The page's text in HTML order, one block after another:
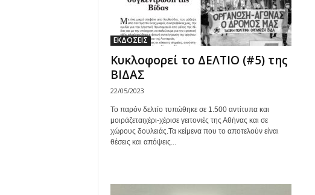
ΕΚΔΟΣΕΙΣ
Κυκλοφορεί το ΔΕΛΤΙΟ (#5) της
ΒΙΔΑΣ
22/05/2023
Το παρόν δελτίο τυπώθηκε σε 1.500 αντίτυπα και
μοιράζεταιχέρι-χέρισε γειτονιές της Αθήνας και σε
χώρους δουλειάς.Τα κείμενα που το αποτελούν είναι
θέσεις και απόψεις...